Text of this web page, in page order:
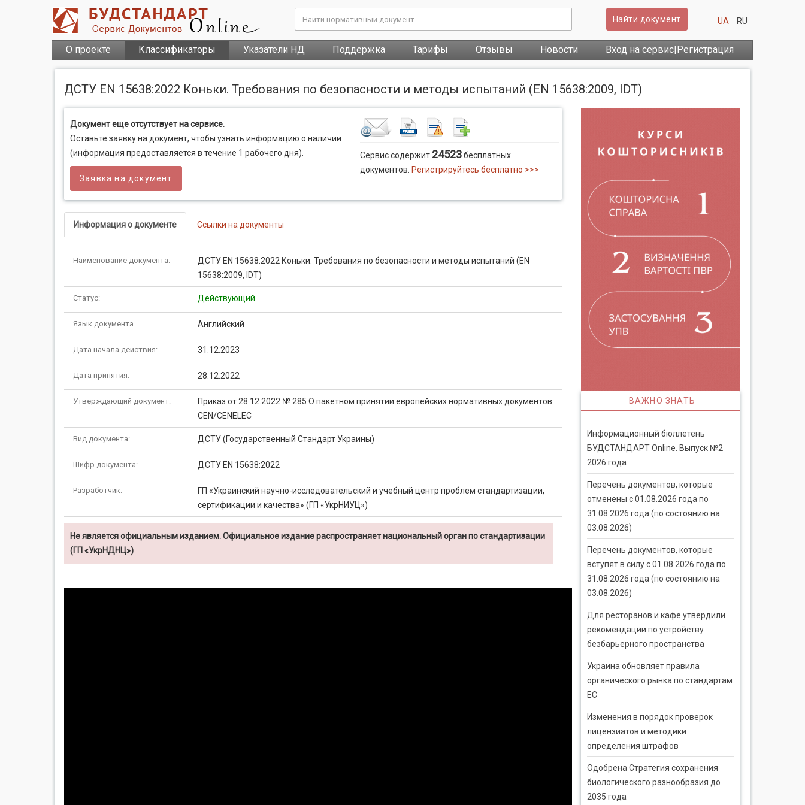
Найти документ UA RU
О проекте Классификаторы Указатели НД Поддержка Тарифы Отзывы Новости Вход на сервис|Регистрация
ДСТУ EN 15638:2022 Коньки. Требования по безопасности и методы испытаний (EN 15638:2009, IDT)
Документ еще отсутствует на сервисе.
Оставьте заявку на документ, чтобы узнать информацию о наличии
(информация предоставляется в течение 1 рабочего дня).
Заявка на документ
Сервис содержит 24523бесплатных
документов. Регистрируйтесь бесплатно >>>
Информация о документе Ссылки на документы
Наименование документа:
ДСТУ EN 15638:2022 Коньки. Требования по безопасности и методы испытаний (EN
15638:2009, IDT)
Статус: Действующий
Язык документа Английский
Дата начала действия: 31.12.2023
Дата принятия: 28.12.2022
Утверждающий документ:
Приказ от 28.12.2022 № 285 О пакетном принятии европейских нормативных документов
CEN/CENELEC
Вид документа: ДСТУ (Государственный Стандарт Украины)
Шифр документа: ДСТУ EN 15638:2022
Разработчик:
ГП «Украинский научно-исследовательский и учебный центр проблем стандартизации,
сертификации и качества» (ГП «УкрНИУЦ»)
Не является официальным изданием. Официальное издание распространяет национальный орган по стандартизации
(ГП «УкрНДНЦ»)
ВАЖНО ЗНАТЬ
Информационный бюллетень
БУДСТАНДАРТ Online. Выпуск №2
2026 года
Перечень документов, которые
отменены с 01.08.2026 года по
31.08.2026 года (по состоянию на
03.08.2026)
Перечень документов, которые
вступят в силу с 01.08.2026 года по
31.08.2026 года (по состоянию на
03.08.2026)
Для ресторанов и кафе утвердили
рекомендации по устройству
безбарьерного пространства
Украина обновляет правила
органического рынка по стандартам
ЕС
Изменения в порядок проверок
лицензиатов и методики
определения штрафов
Одобрена Стратегия сохранения
биологического разнообразия до
2035 года